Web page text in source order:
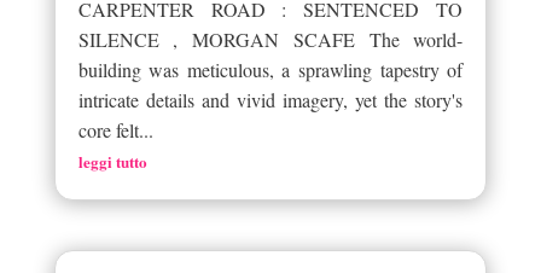
CARPENTER ROAD : SENTENCED TO
SILENCE , MORGAN SCAFE The world-
building was meticulous, a sprawling tapestry of
intricate details and vivid imagery, yet the story's
core felt...
leggi tutto